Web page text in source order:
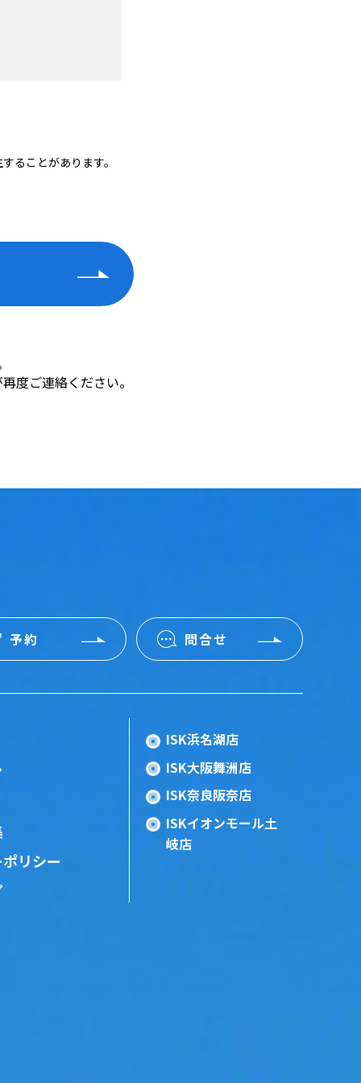
ることがあります。
度ご連絡ください。
予約 問合せ
リシー
ISK浜名湖店
ISK大阪舞洲店
ISK奈良阪奈店
ISKイオンモール土
岐店